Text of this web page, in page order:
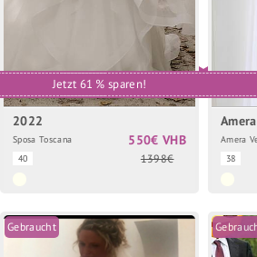
Jetzt 61 % sparen!
2022
Sposa Toscana
40
550€ VHB
1398€
Amera
38
Gebraucht